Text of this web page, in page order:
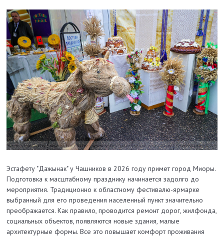
Эстафету "Дажынак" у Чашников в 2026 году примет город Миоры.
Подготовка к масштабному празднику начинается задолго до
мероприятия. Традиционно к областному фестивалю-ярмарке
выбранный для его проведения населенный пункт значительно
преображается. Как правило, проводится ремонт дорог, жилфонда,
социальных объектов, появляются новые здания, малые
архитектурные формы. Все это повышает комфорт проживания